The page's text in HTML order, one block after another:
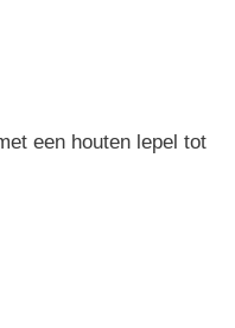
een houten lepel tot